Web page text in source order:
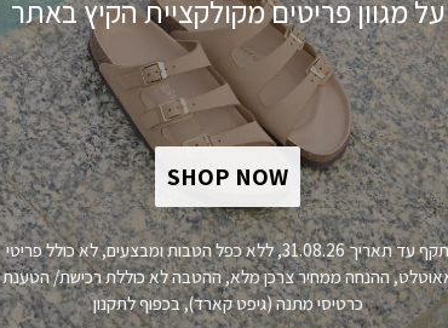
פירוט מוצר
על מגוון פריטים מקולקציית הקיץ באתר
SHOP NOW
תקף עד תאריך 31.08.26, ללא כפל הטבות ומבצעים, לא כולל פריטי
ההנחה ממחיר צרכן מלא, ההטבה לא כוללת רכישת/ הטענת
כרטיסי מתנה (גיפט קארד), בכפוף לתקנון